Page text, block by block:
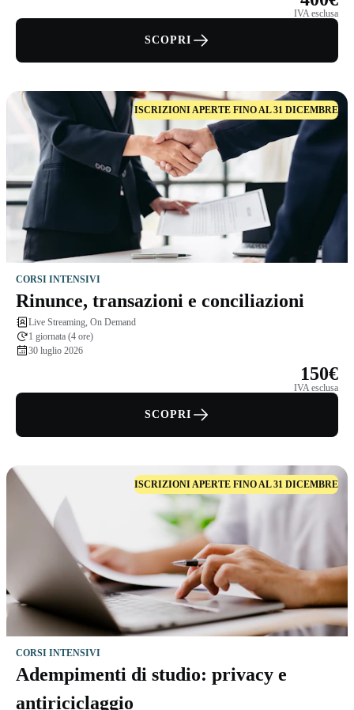
IVA esclusa
SCOPRI
ISCRIZIONI APERTE FINO AL 31 DICEMBRE
CORSI INTENSIVI
Rinunce, transazioni e conciliazioni
Live Streaming, On Demand
1 giornata (4 ore)
30 luglio 2026
150€
IVA esclusa
SCOPRI
ISCRIZIONI APERTE FINO AL 31 DICEMBRE
CORSI INTENSIVI
Adempimenti di studio: privacy e
antiriciclaggio